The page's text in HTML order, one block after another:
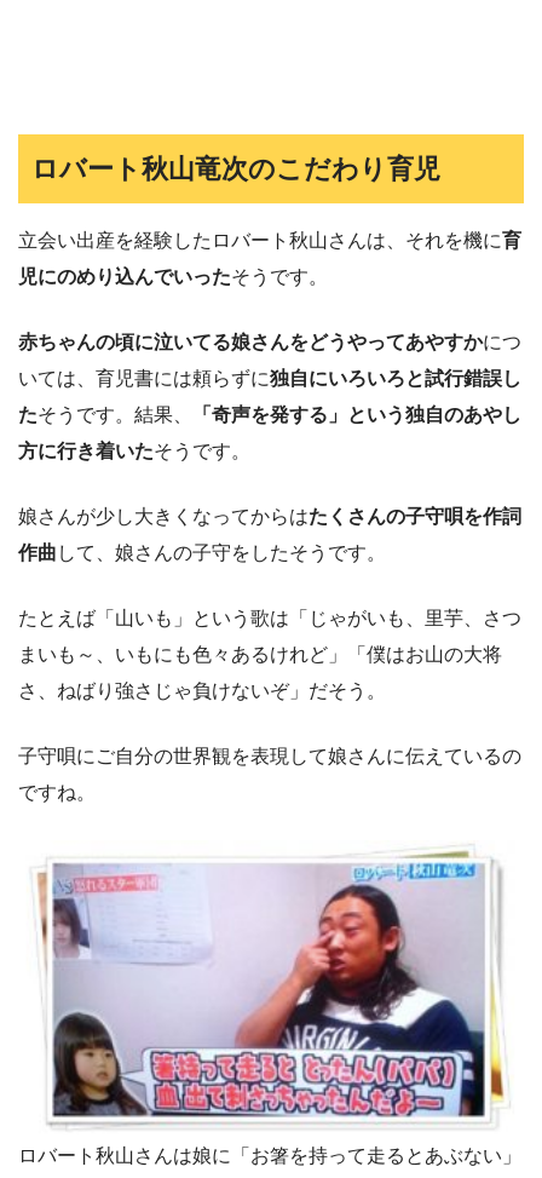
ロバート秋山竜次のこだわり育児
立会い出産を経験したロバート秋山さんは、それを機に育
児にのめり込んでいったそうです。
赤ちゃんの頃に泣いてる娘さんをどうやってあやすかにつ
いては、育児書には頼らずに独自にいろいろと試行錯誤し
たそうです。結果、
「奇声を発する」という独自のあやし
方に行き着いたそうです。
娘さんが少し大きくなってからはたくさんの子守唄を作詞
作曲 して、娘さんの子守をしたそうです。
たとえば「山いも」という歌は「じゃがいも、里芋、さつ
まいも～、いもにも色々あるけれど」「僕はお山の大将
さ、ねばり強さじゃ負けないぞ」だそう。
子守唄にご自分の世界観を表現して娘さんに伝えているの
ですね。
ロバート秋山さんは娘に「お箸を持って走るとあぶない」